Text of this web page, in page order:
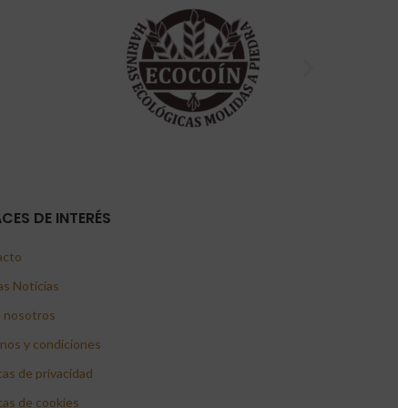
DE INTERÉS
Noticias
nosotros
y condiciones
de privacidad
de cookies